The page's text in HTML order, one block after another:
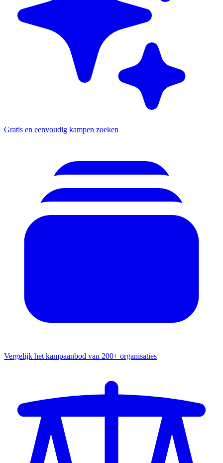
Gratis en eenvoudig kampen zoeken
Vergelijk het kampaanbod van 200+ organisaties